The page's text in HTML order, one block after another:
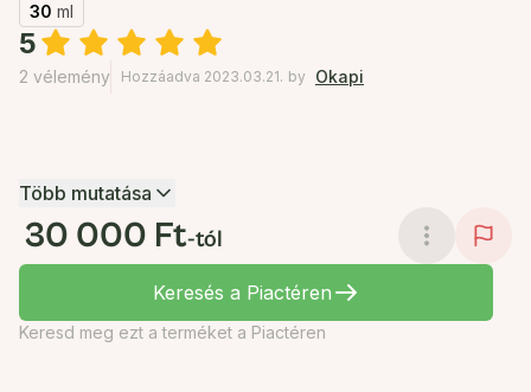
30 ml
5
2 vélemény Hozzáadva 2023.03.21. by Okapi
Több mutatása
30 000 Ft-tól
Keresés a Piactéren
Keresd meg ezt a terméket a Piactéren